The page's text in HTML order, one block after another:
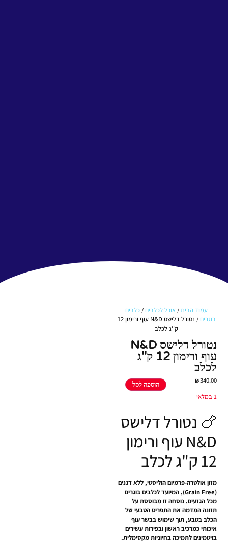
עמוד הבית/אוכל לכלבים /כלבים
בוגרים
/ נטורל דלישס N&D עוף ורימון 12
ק''ג לכלב
נטורל דלישס N&D
עוף ורימון 12 ק''ג
לכלב
₪340.00
1 במלאי
הוספה לסל
🍗 נטורל דלישס
N&D עוף ורימון
12 ק"ג לכלב
מזון אולטרה-פרמיום הוליסטי, ללא דגנים
(Grain Free), המיועד לכלבים בוגרים
מכל הגזעים. נוסחה זו מבוססת על
תזונה המדמה את התפריט הטבעי של
הכלב בטבע, תוך שימוש בבשר עוף
איכותי כמרכיב ראשון ובפירות עשירים
בויטמינים לתמיכה בחיוניות מקסימלית.